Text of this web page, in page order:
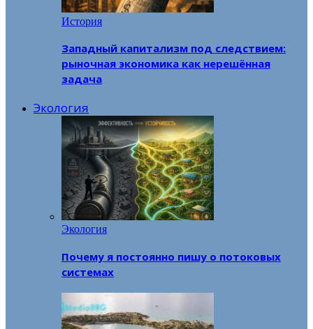
История
Западный капитализм под следствием:
рыночная экономика как нерешённая
задача
Экология
Экология
Почему я постоянно пишу о потоковых
системах